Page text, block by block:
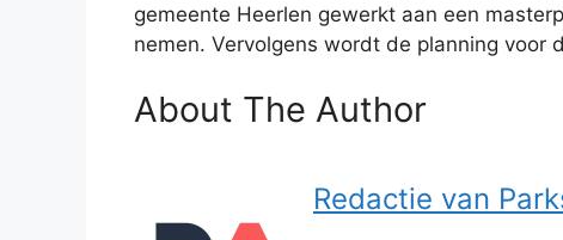
gemeente Heerlen gewerkt aan een
nemen. Vervolgens wordt de planning voor
About The Author
Redactie van